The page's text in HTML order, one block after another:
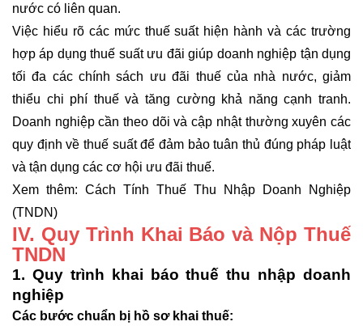
nước có liên quan.
Việc hiểu rõ các mức thuế suất hiện hành và các trường
hợp áp dụng thuế suất ưu đãi giúp doanh nghiệp tận dụng
tối đa các chính sách ưu đãi thuế của nhà nước, giảm
thiểu chi phí thuế và tăng cường khả năng cạnh tranh.
Doanh nghiệp cần theo dõi và cập nhật thường xuyên các
quy định về thuế suất để đảm bảo tuân thủ đúng pháp luật
và tận dụng các cơ hội ưu đãi thuế.
Xem thêm: Cách Tính Thuế Thu Nhập Doanh Nghiệp
(TNDN)
IV. Quy Trình Khai Báo và Nộp Thuế
TNDN
1. Quy trình khai báo thuế thu nhập doanh
nghiệp
Các bước chuẩn bị hồ sơ khai thuế: